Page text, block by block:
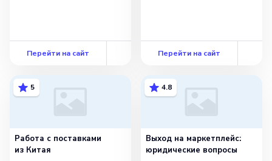
Перейти на сайт Перейти на сайт
5
Работа с поставками
из Китая
4.8
Выход на маркетплейс:
юридические вопросы